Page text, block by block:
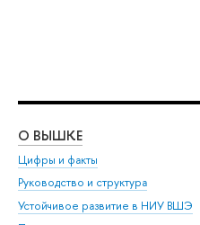
О ВЫШКЕ
Цифры и факты
Руководство и структура
Устойчивое развитие в НИУ ВШЭ